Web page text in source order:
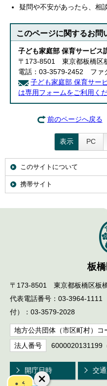
疑問や不安があったら、相
このページに関するお問
子ども家庭部 保育サービス
〒173-8501 東京都板橋区
電話：03-3579-2452 ファ
子ども家庭部 保育サー
は専用フォームをご利用くだ
前のページへ戻る
表示 PC
このサイトについて
携帯サイト
板
〒173-8501 東京都板橋区板
代表電話番号：03-3964-
付）：03-3579-2028
地方公共団体（市区町村）コ
法人番号 6000020131199
開庁日時 交